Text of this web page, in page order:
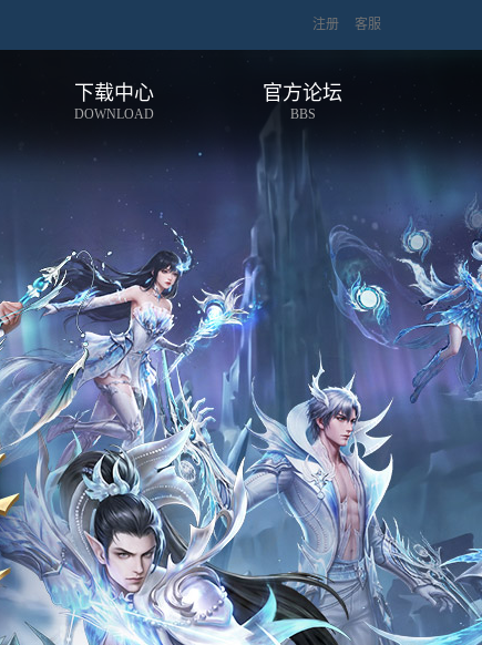
注册 客服
下载中心
DOWNLOAD
官方论坛
BBS